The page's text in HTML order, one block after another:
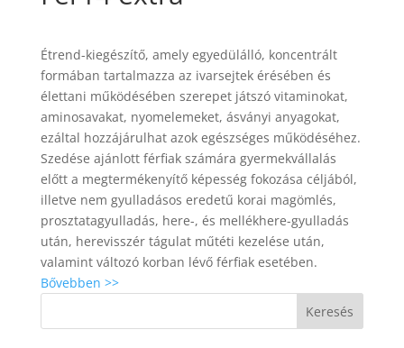
Étrend-kiegészítő, amely egyedülálló, koncentrált
formában tartalmazza az ivarsejtek érésében és
élettani működésében szerepet játszó vitaminokat,
aminosavakat, nyomelemeket, ásványi anyagokat,
ezáltal hozzájárulhat azok egészséges működéséhez.
Szedése ajánlott férfiak számára gyermekvállalás
előtt a megtermékenyítő képesség fokozása céljából,
illetve nem gyulladásos eredetű korai magömlés,
prosztatagyulladás, here-, és mellékhere-gyulladás
után, herevisszér tágulat műtéti kezelése után,
valamint változó korban lévő férfiak esetében.
Bővebben >>